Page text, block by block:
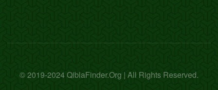
© 2019-2024 QiblaFinder.Org | All Rights Reserved.